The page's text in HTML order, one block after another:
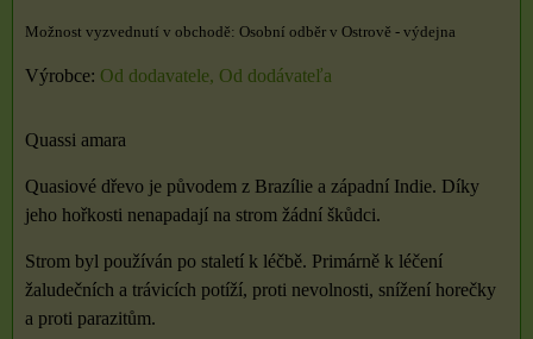
Osobní odběr v Ostrově - výdejna
Výrobce: Od dodavatele, Od dodávateľa
Quassi amara
Quasiové dřevo je původem z Brazílie a západní Indie. Díky
jeho hořkosti nenapadají na strom žádní škůdci.
Strom byl používán po staletí k léčbě. Primárně k léčení
žaludečních a trávicích potíží, proti nevolnosti, snížení horečky
a proti parazitům.